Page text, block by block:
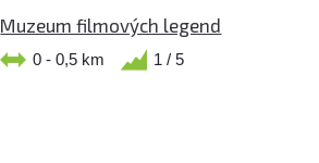
Muzeum filmových legend
0 - 0,5 km 1 / 5